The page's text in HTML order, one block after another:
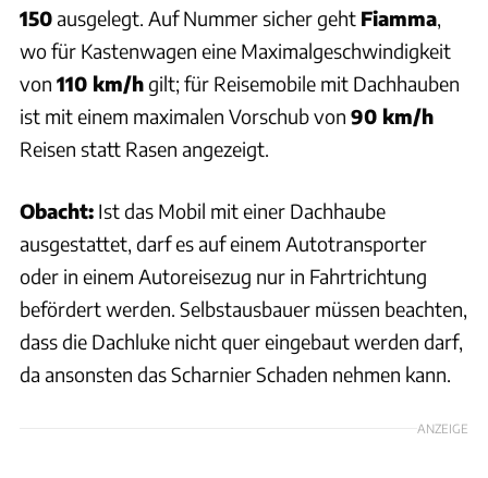
150ausgelegt. Auf Nummer sicher geht Fiamma,
wo für Kastenwagen eine Maximalgeschwindigkeit
von 110 km/hgilt; für Reisemobile mit Dachhauben
ist mit einem maximalen Vorschub von 90 km/h
Reisen statt Rasen angezeigt.
Obacht: Ist das Mobil mit einer Dachhaube
ausgestattet, darf es auf einem Autotransporter
oder in einem Autoreisezug nur in Fahrtrichtung
befördert werden. Selbstausbauer müssen beachten,
dass die Dachluke nicht quer eingebaut werden darf,
da ansonsten das Scharnier Schaden nehmen kann.
ANZEIGE